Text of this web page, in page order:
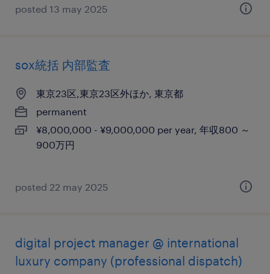
posted 13 may 2025
sox統括 内部監査
東京23区,東京23区外ほか, 東京都
permanent
¥8,000,000 - ¥9,000,000 per year, 年収800 ～
900万円
posted 22 may 2025
digital project manager @ international
luxury company (professional dispatch)